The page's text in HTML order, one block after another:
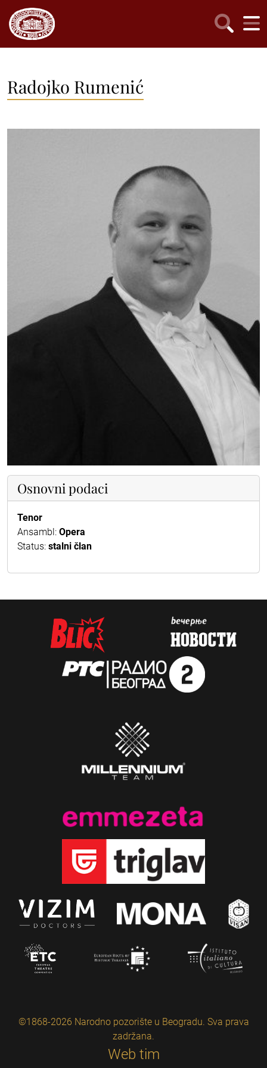
Radojko Rumenić
Osnovni podaci
Tenor
Ansambl: Opera
Status: stalni član
©1868-2026 Narodno pozorište u Beogradu. Sva prava
zadržana.
Web tim